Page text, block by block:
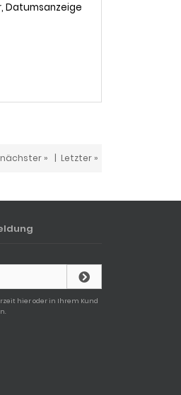
Datumsanzeige
nächster » | Letzter »
hier oder in Ihrem Kund